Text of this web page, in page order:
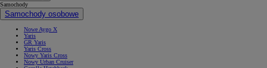
Samochody
Samochody osobowe
Nowe Aygo X
Yaris
GR Yaris
Yaris Cross
Nowy Yaris Cross
Nowy Urban Cruiser